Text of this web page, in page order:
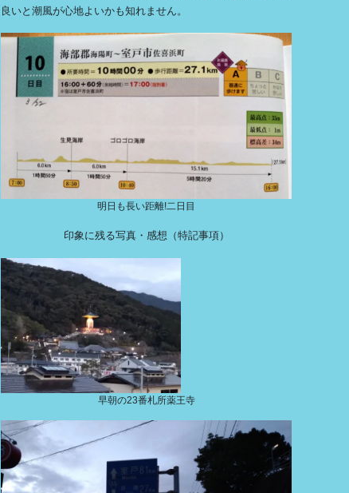
良いと潮風が心地よいかも知れません。
明日も長い距離!二日目
印象に残る写真・感想（特記事項）
早朝の23番札所薬王寺